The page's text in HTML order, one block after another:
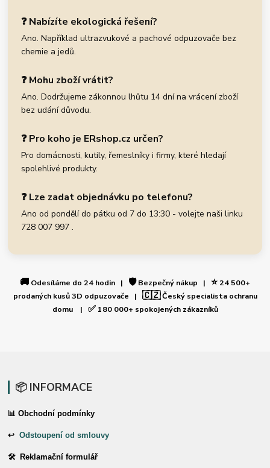
❓ Nabízíte ekologická řešení?
Ano. Například ultrazvukové a pachové odpuzovače bez
chemie a jedů.
❓ Mohu zboží vrátit?
Ano. Dodržujeme zákonnou lhůtu 14 dní na vrácení zboží
bez udání důvodu.
❓ Pro koho je ERshop.cz určen?
Pro domácnosti, kutily, řemeslníky i firmy, které hledají
spolehlivé produkty.
❓ Lze zadat objednávku po telefonu?
Ano od pondělí do pátku od 7 do 13:30 - volejte naši linku
728 007 997 .
🚚 Odesíláme do 24 hodin | 🛡️Bezpečný nákup | ⭐24 500+
prodaných kusů 3D odpuzovače | 🇨🇿Český specialista ochranu
domu | ✅180 000+ spokojených zákazníků
📦 INFORMACE
📊 Obchodní podmínky
↩Odstoupení od smlouvy
🛠 Reklamační formulář